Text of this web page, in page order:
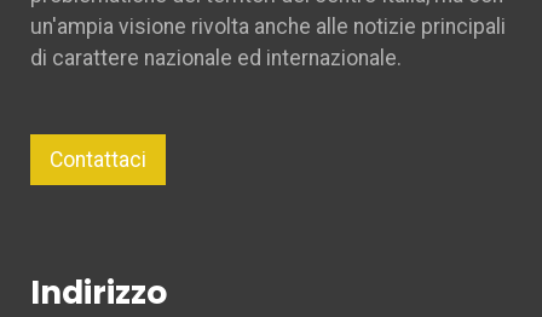
un'ampia visione rivolta anche alle notizie principali
di carattere nazionale ed internazionale.
Contattaci
Indirizzo